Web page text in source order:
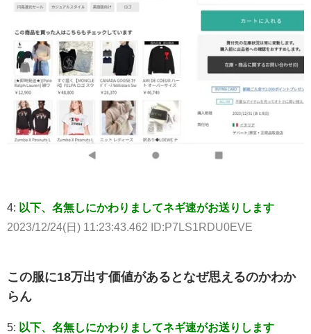
4: 以下、名無しにかわりましてネギ速がお送りします
2023/12/24(日) 11:23:43.462 ID:P7LS1RDU0EVE
この服に18万出す価値があるとなぜ思えるのかわか
らん
5: 以下、名無しにかわりましてネギ速がお送りします